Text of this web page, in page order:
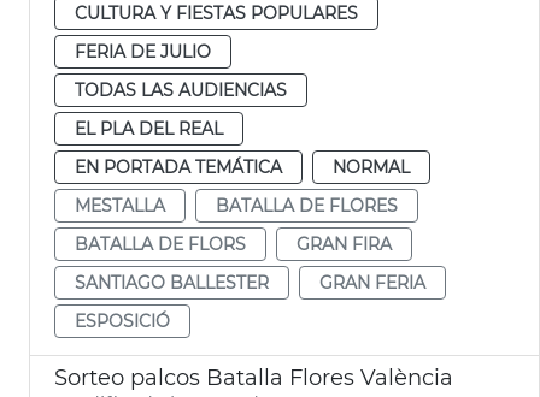
CULTURA Y FIESTAS POPULARES
FERIA DE JULIO
TODAS LAS AUDIENCIAS
EL PLA DEL REAL
EN PORTADA TEMÁTICA
NORMAL
MESTALLA
BATALLA DE FLORES
BATALLA DE FLORS
GRAN FIRA
SANTIAGO BALLESTER
GRAN FERIA
ESPOSICIÓ
Sorteo palcos Batalla Flores València